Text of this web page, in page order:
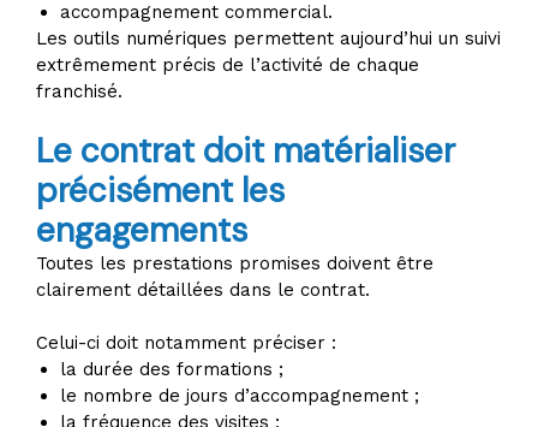
accompagnement commercial.
Les outils numériques permettent aujourd’hui un suivi
extrêmement précis de l’activité de chaque
franchisé.
Le contrat doit matérialiser
précisément les
engagements
Toutes les prestations promises doivent être
clairement détaillées dans le contrat.
Celui-ci doit notamment préciser :
la durée des formations ;
le nombre de jours d’accompagnement ;
la fréquence des visites ;